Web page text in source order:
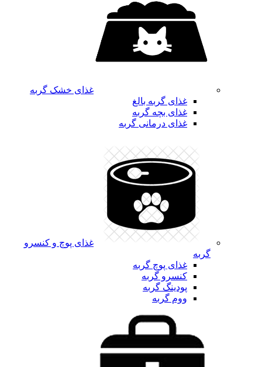
غذای خشک گربه
غذای گربه بالغ
غذای بچه گربه
غذای درمانی گربه
غذای پوچ و کنسرو
گربه
غذای پوچ گربه
کنسرو گربه
پودینگ گربه
ووم گربه